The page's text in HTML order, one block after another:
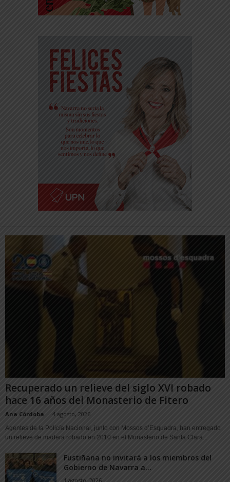
Recuperado un relieve del siglo XVI robado
hace 16 años del Monasterio de Fitero
Ana Córdoba - 4 agosto, 2026
Agentes de la Policía Nacional, junto con Mossos d’Esquadra, han entregado
un relieve de madera robado en 2010 en el Monasterio de Santa Clara...
Fustiñana no invitará a los miembros del
Gobierno de Navarra a...
1 agosto, 2026